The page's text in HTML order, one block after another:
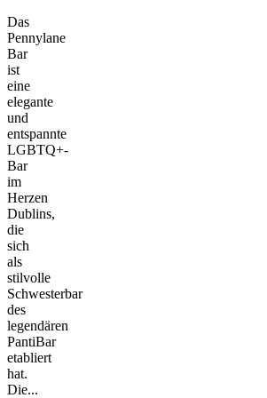
Das
Pennylane
Bar
ist
eine
elegante
und
entspannte
LGBTQ+-
Bar
im
Herzen
Dublins,
die
sich
als
stilvolle
Schwesterbar
des
legendären
PantiBar
etabliert
hat.
Die...